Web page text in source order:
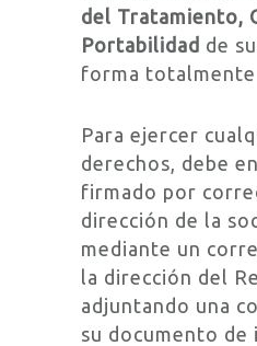
del Tratamiento,
Portabilidad de
forma
Para ejercer
derechos, debe
firmado por
dirección de la
mediante un
la dirección del
adjuntando una
su documento de